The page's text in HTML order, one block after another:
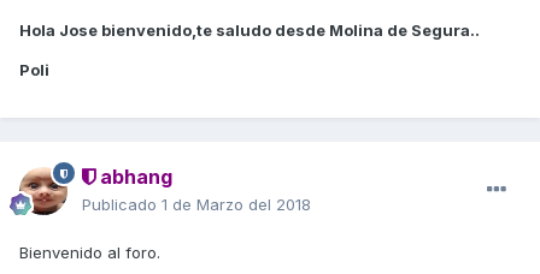
Hola Jose bienvenido,te saludo desde Molina de Segura..
Poli
abhang
Publicado 1 de Marzo del 2018
Bienvenido al foro.